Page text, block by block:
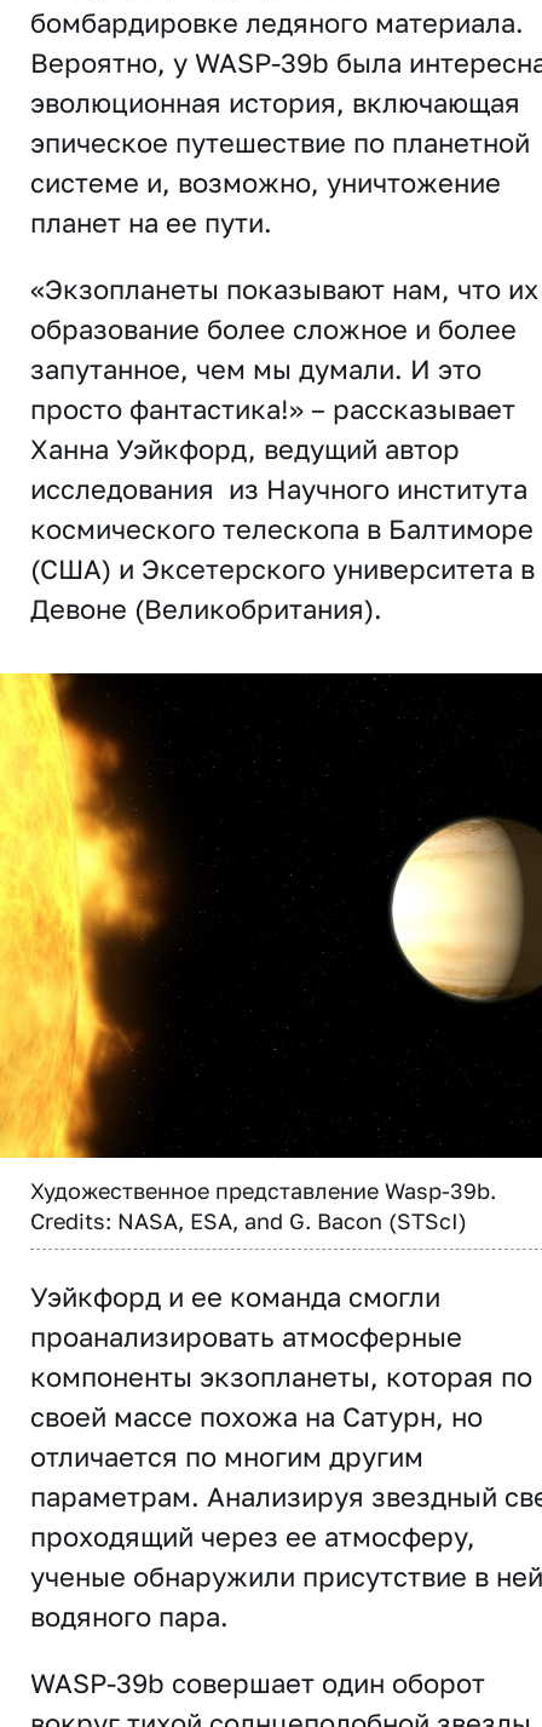
бомбардировке ледяного материала.
Вероятно, у WASP-39b была
эволюционная история, включающая
эпическое путешествие по планетной
системе и, возможно, уничтожение
планет на ее пути.
«Экзопланеты показывают нам, что их
образование более сложное и более
запутанное, чем мы думали. И это
просто фантастика!» – рассказывает
Ханна Уэйкфорд, ведущий автор
исследования из Научного института
космического телескопа в Балтиморе
(США) и Эксетерского университета в
Девоне (Великобритания).
Художественное представление Wasp-39b.
Credits: NASA, ESA, and G. Bacon (STScI)
Уэйкфорд и ее команда смогли
проанализировать атмосферные
компоненты экзопланеты, которая по
своей массе похожа на Сатурн, но
отличается по многим другим
параметрам. Анализируя звездный
проходящий через ее атмосферу,
ученые обнаружили присутствие в ней
водяного пара.
WASP-39b совершает один оборот